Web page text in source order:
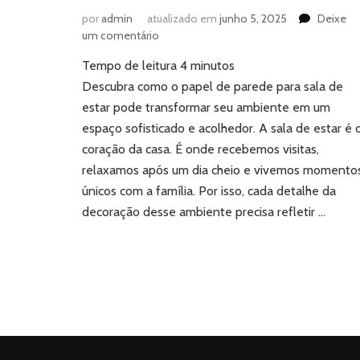
poradmin atualizado em junho 5, 2025
Deixe
um comentário
de
parede
para
de
estar:
o
segredo
ambientes
Tempo de leitura 4 minutos
Descubra como o papel de parede para sala de
estar pode transformar seu ambiente em um
espaço sofisticado e acolhedor. A sala de estar é
coração da casa. É onde recebemos visitas,
relaxamos após um dia cheio e vivemos
únicos com a família. Por isso, cada detalhe da
decoração desse ambiente precisa refletir …